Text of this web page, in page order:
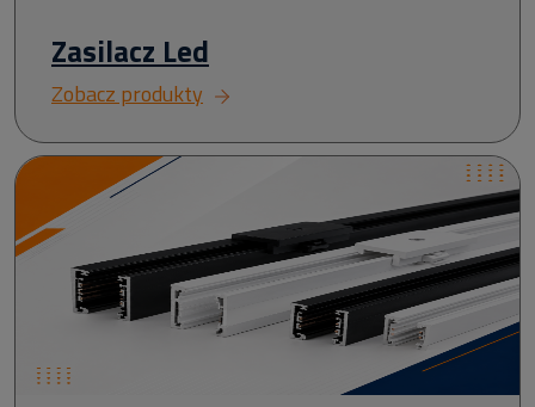
Zasilacz Led
Zobacz produkty